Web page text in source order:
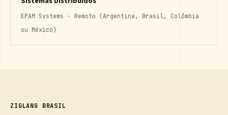
EPAM Systems · Remoto (Argentina, Brasil, Colômbia
ou México)
ZIGLANG BRASIL